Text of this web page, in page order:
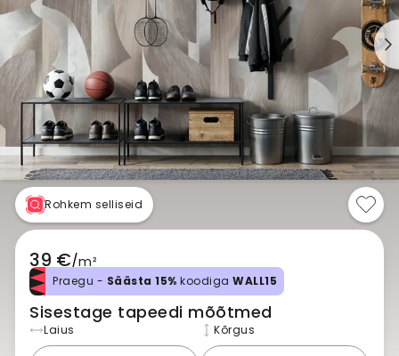
Rohkem selliseid
39 €/m²
Praegu - Säästa 15% koodiga WALL15
Sisestage tapeedi mõõtmed
Laius Kõrgus